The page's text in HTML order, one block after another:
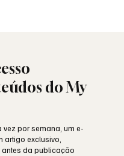
do My
vez por semana, um e-
artigo exclusivo,
da publicação